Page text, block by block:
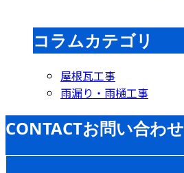
コラムカテゴリ
屋根瓦工事
雨漏り・雨樋工事
CONTACTお問い合わせ